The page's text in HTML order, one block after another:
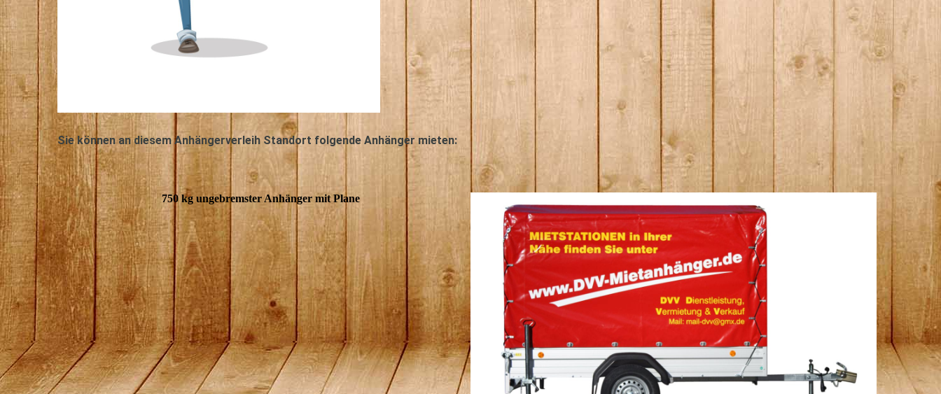
Sie können an diesem Anhängerverleih Standort folgende Anhänger mieten:
750 kg ungebremster Anhänger mit Plane